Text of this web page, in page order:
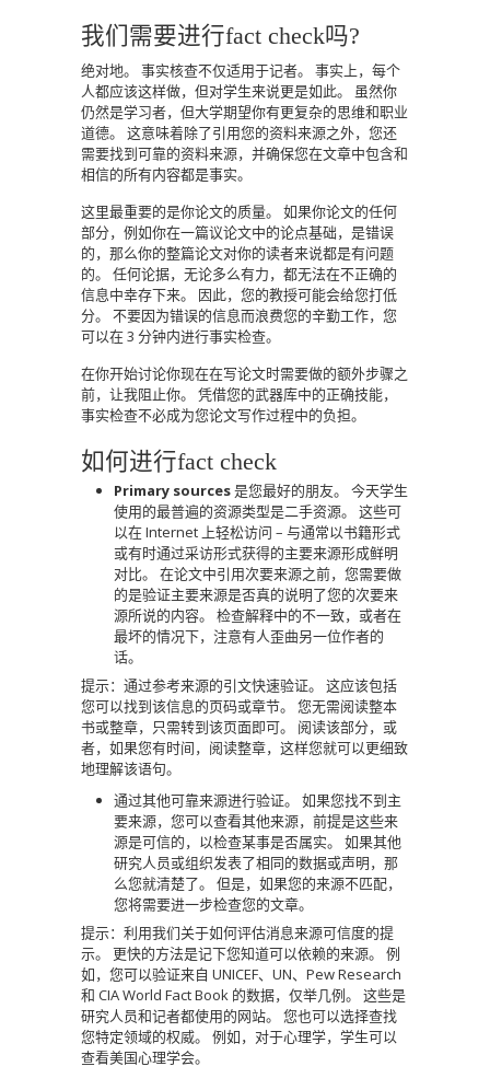
我们需要进行fact check吗?
绝对地。 事实核查不仅适用于记者。
事实上，每个
人都应该这样做，但对学生来说更是如此。
虽然你
仍然是学习者，但大学期望你有更复杂的思维和职业
道德。
这意味着除了引用您的资料来源之外，您还
需要找到可靠的资料来源，并确保您在文章中包含和
相信的所有内容都是事实。
这里最重要的是你论文的质量。
如果你论文的任何
部分，例如你在一篇议论文中的论点基础，是错误
的，那么你的整篇论文对你的读者来说都是有问题
的。
任何论据，无论多么有力，都无法在不正确的
信息中幸存下来。
因此，您的教授可能会给您打低
分。
不要因为错误的信息而浪费您的辛勤工作，您
可以在 3 分钟内进行事实检查。
在你开始讨论你现在在写论文时需要做的额外步骤之
前，让我阻止你。
凭借您的武器库中的正确技能，
事实检查不必成为您论文写作过程中的负担。
如何进行fact check
Primary sources是您最好的朋友。
今天学生
使用的最普遍的资源类型是二手资源。
这些可
以在 Internet 上轻松访问 – 与通常以书籍形式
或有时通过采访形式获得的主要来源形成鲜明
对比。
在论文中引用次要来源之前，您需要做
的是验证主要来源是否真的说明了您的次要来
源所说的内容。
检查解释中的不一致，或者在
最坏的情况下，注意有人歪曲另一位作者的
话。
提示：通过参考来源的引文快速验证。
这应该包括
您可以找到该信息的页码或章节。
您无需阅读整本
书或整章，只需转到该页面即可。
阅读该部分，或
者，如果您有时间，阅读整章，这样您就可以更细致
地理解该语句。
通过其他可靠来源进行验证。
如果您找不到主
要来源，您可以查看其他来源，前提是这些来
源是可信的，以检查某事是否属实。
如果其他
研究人员或组织发表了相同的数据或声明，那
么您就清楚了。
但是，如果您的来源不匹配，
您将需要进一步检查您的文章。
提示：利用我们关于如何评估消息来源可信度的提
示。
更快的方法是记下您知道可以依赖的来源。
例
如，您可以验证来自 UNICEF、UN、Pew Research
和 CIA World Fact Book 的数据，仅举几例。
这些是
研究人员和记者都使用的网站。
您也可以选择查找
您特定领域的权威。
例如，对于心理学，学生可以
查看美国心理学会。